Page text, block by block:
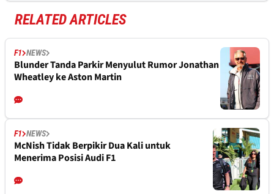
RELATED ARTICLES
F1 NEWS
Blunder Tanda Parkir Menyulut Rumor Jonathan
Wheatley ke Aston Martin
F1 NEWS
McNish Tidak Berpikir Dua Kali untuk
Menerima Posisi Audi F1